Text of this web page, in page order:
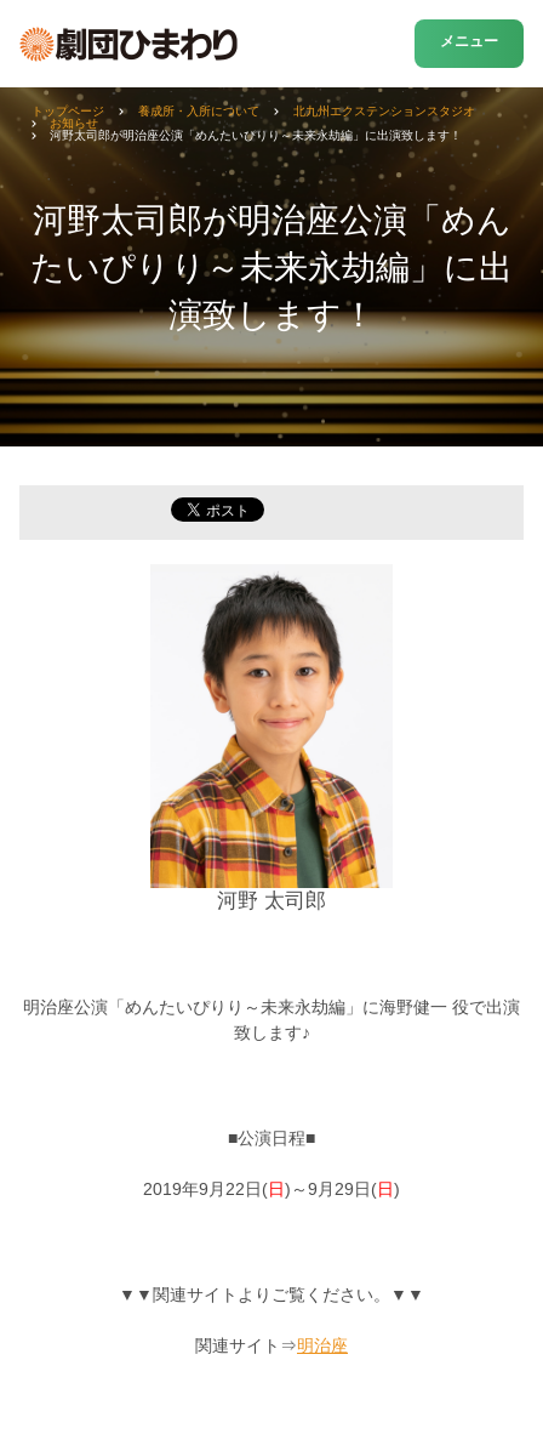
メニュー
河野太司郎が明治座公演「めん
たいぴりり～未来永劫編」に出
演致します！
トップページ 養成所・入所について
北九州エクステンションスタジオ
お知らせ
河野太司郎が明治座公演「めんたいぴりり～未来永劫編」に出演致します！
河野 太司郎
明治座公演「めんたいぴりり～未来永劫編」に海野健一 役で出演
致します♪
■公演日程■
2019年9月22日(日)～9月29日(日)
▼▼関連サイトよりご覧ください。▼▼
関連サイト⇒明治座